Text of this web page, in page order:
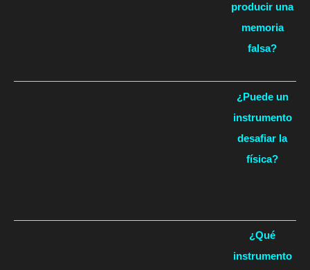
producir una
memoria
falsa?
¿Puede un
instrumento
desafiar la
física?
¿Qué
instrumento